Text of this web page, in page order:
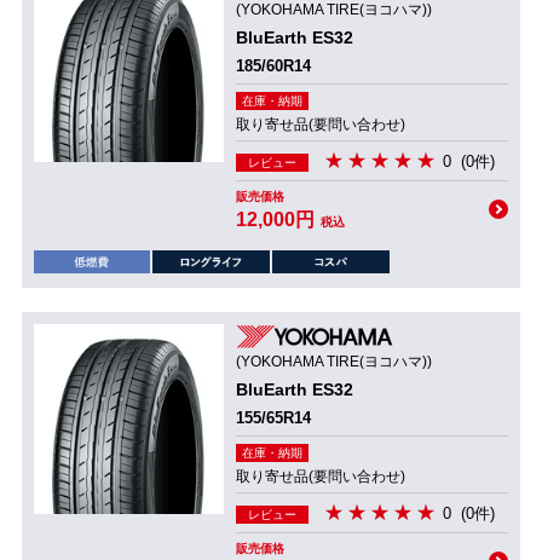
(YOKOHAMA TIRE(ヨコハマ))
BluEarth ES32
185/60R14
在庫・納期
取り寄せ品(要問い合わせ)
レビュー 0 (0件)
販売価格
12,000円 税込
(YOKOHAMA TIRE(ヨコハマ))
BluEarth ES32
155/65R14
在庫・納期
取り寄せ品(要問い合わせ)
レビュー 0 (0件)
販売価格